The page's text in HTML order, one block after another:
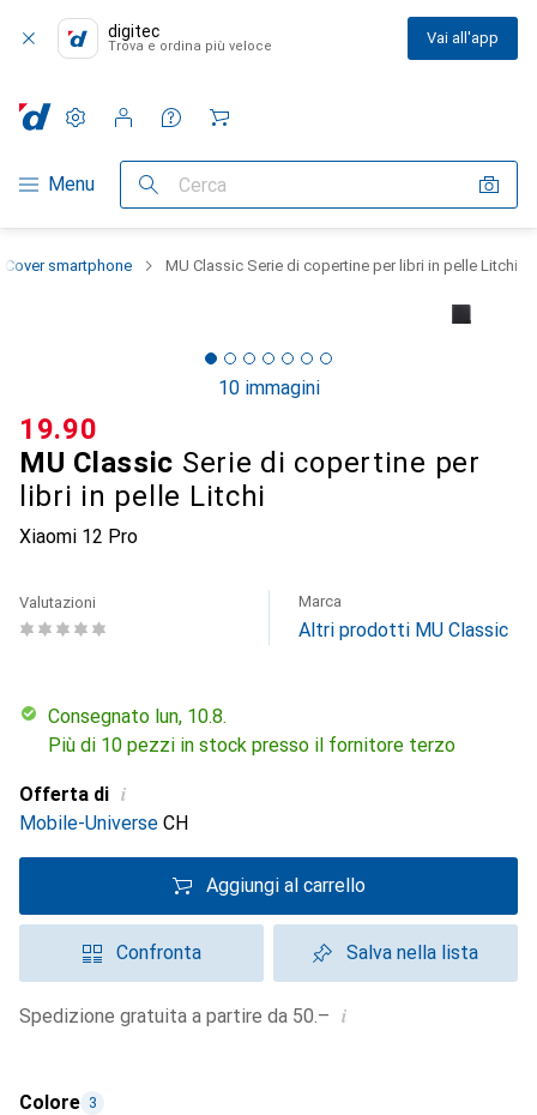
digitec
Trova e ordina più veloce Vai all'app
Categoria Navigazione
Menu Cerca
Impostazioni
Conto cliente
Liste di confronto
Liste dei desideri
Carrello
Cover smartphone MU Classic Serie di copertine per libri in pelle Litchi
10 immagini
MU Classic Serie di copertine per
libri in pelle Litchi
Xiaomi 12 Pro
CHF
19.90
Valutazioni Marca
Altri prodotti MU Classic
Consegnato lun, 10.8.
Più di 10 pezzi in stock presso il fornitore terzo
Offerta di i
Mobile-Universe CH
Aggiungi al carrello
Confronta Salva nella lista
Spedizione gratuita a partire da 50.– i
Colore 3